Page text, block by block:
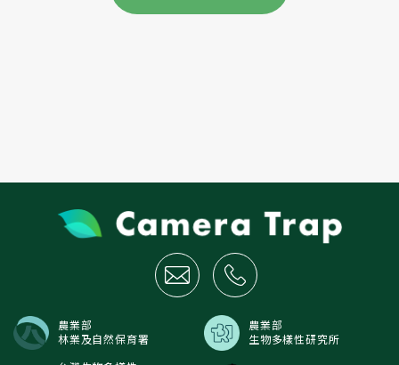
農業部
林業及自然保育署
農業部
生物多樣性研究所